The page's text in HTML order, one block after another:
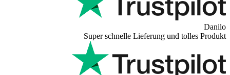
Super schnelle